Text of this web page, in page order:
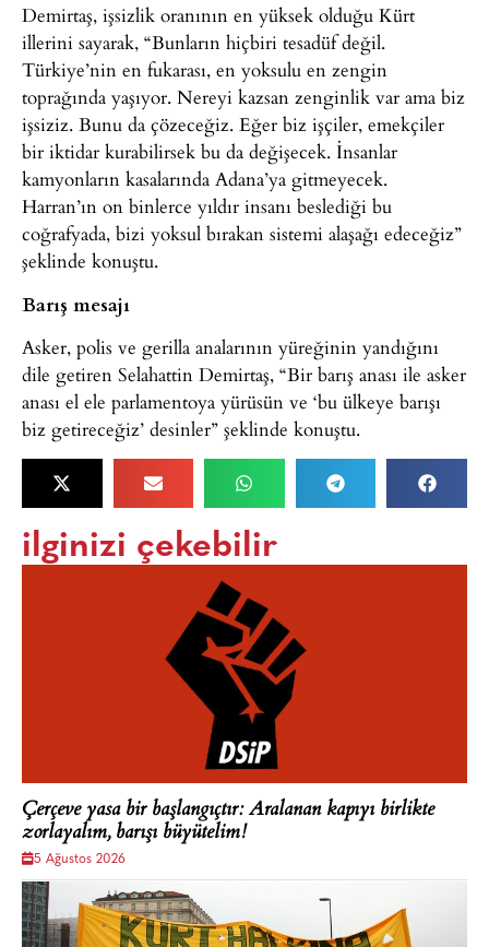
Demirtaş, işsizlik oranının en yüksek olduğu Kürt
illerini sayarak, “Bunların hiçbiri tesadüf değil.
Türkiye’nin en fukarası, en yoksulu en zengin
toprağında yaşıyor. Nereyi kazsan zenginlik var ama biz
işsiziz. Bunu da çözeceğiz. Eğer biz işçiler, emekçiler
bir iktidar kurabilirsek bu da değişecek. İnsanlar
kamyonların kasalarında Adana’ya gitmeyecek.
Harran’ın on binlerce yıldır insanı beslediği bu
coğrafyada, bizi yoksul bırakan sistemi alaşağı edeceğiz”
şeklinde konuştu.
Barış mesajı
Asker, polis ve gerilla analarının yüreğinin yandığını
dile getiren Selahattin Demirtaş, “Bir barış anası ile asker
anası el ele parlamentoya yürüsün ve ‘bu ülkeye barışı
biz getireceğiz’ desinler” şeklinde konuştu.
ilginizi çekebilir
Çerçeve yasa bir başlangıçtır: Aralanan kapıyı birlikte
zorlayalım, barışı büyütelim!
5 Ağustos 2026